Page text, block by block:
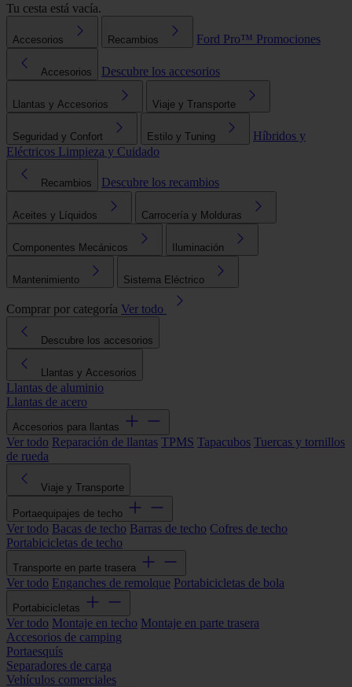
Tu cesta está vacía.
Accesorios Recambios Ford Pro™ Promociones
Accesorios Descubre los accesorios
Llantas y Accesorios Viaje y Transporte
Seguridad y Confort Estilo y Tuning
Híbridos y
Eléctricos Limpieza y Cuidado
Recambios Descubre los recambios
Aceites y Líquidos Carrocería y Molduras
Componentes Mecánicos Iluminación
Mantenimiento Sistema Eléctrico
Comprar por categoría Ver todo
Descubre los accesorios
Llantas y Accesorios
Llantas de aluminio
Llantas de acero
Accesorios para llantas
Ver todo Reparación de llantas TPMS Tapacubos Tuercas y tornillos
de rueda
Viaje y Transporte
Portaequipajes de techo
Ver todo Bacas de techo Barras de techo Cofres de techo
Portabicicletas de techo
Transporte en parte trasera
Ver todo Enganches de remolque Portabicicletas de bola
Portabicicletas
Ver todo Montaje en techo Montaje en parte trasera
Accesorios de camping
Portaesquís
Separadores de carga
Vehículos comerciales